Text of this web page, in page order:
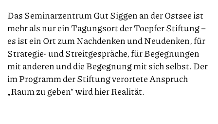
Das Seminarzentrum Gut Siggen an der Ostsee ist
mehr als nur ein Tagungsort der Toepfer Stiftung –
es ist ein Ort zum Nachdenken und Neudenken, für
Strategie- und Streitgespräche, für Begegnungen
mit anderen und die Begegnung mit sich selbst. Der
im Programm der Stiftung verortete Anspruch
„Raum zu geben“ wird hier Realität.